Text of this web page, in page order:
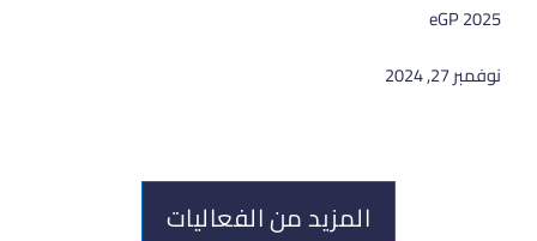
eGP 2025
نوفمبر 27, 2024
المزيد من الفعاليات